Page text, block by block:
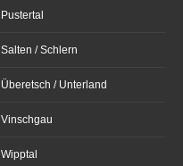
Pustertal
Salten / Schlern
Überetsch / Unterland
Vinschgau
Wipptal